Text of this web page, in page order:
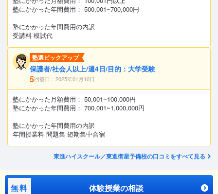
塾にかかった年間費用： 500,001~700,000円
塾にかかった年間費用の内訳
受講料 模試代
塾選ピックアップ
保護者/社会人以上/週4日/目的：大学受験
5回答日：2025年01月10日
塾にかかった月額費用： 50,001~100,000円
塾にかかった年間費用： 700,001~1,000,000円
塾にかかった年間費用の内訳
年間授業料 問題集 短期集中合宿
東進ハイスクール／東進衛星予備校の口コミをすべて見る
無料 体験授業の相談